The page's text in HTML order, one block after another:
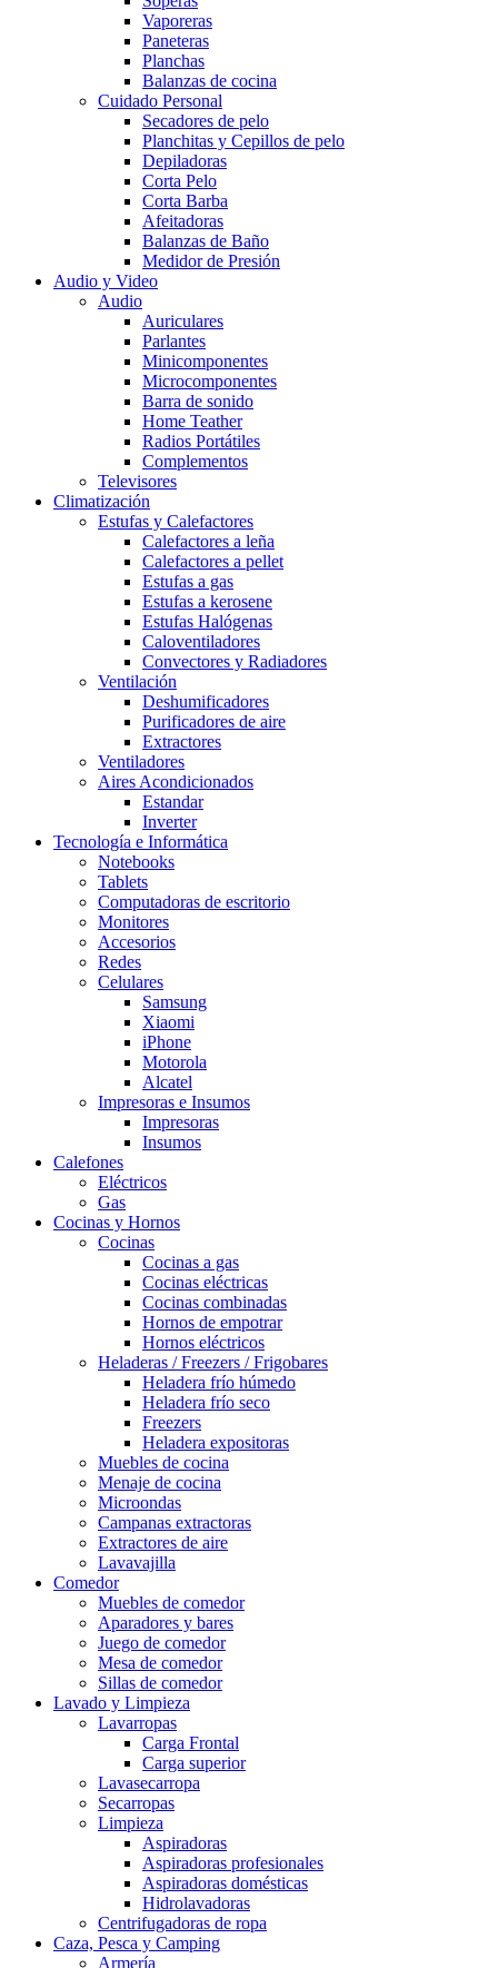
Vaporeras
Paneteras
Planchas
Balanzas de cocina
Cuidado Personal
Secadores de pelo
Planchitas y Cepillos de pelo
Depiladoras
Corta Pelo
Corta Barba
Afeitadoras
Balanzas de Baño
Medidor de Presión
Audio y Video
Audio
Auriculares
Parlantes
Minicomponentes
Microcomponentes
Barra de sonido
Home Teather
Radios Portátiles
Complementos
Televisores
Climatización
Estufas y Calefactores
Calefactores a leña
Calefactores a pellet
Estufas a gas
Estufas a kerosene
Estufas Halógenas
Caloventiladores
Convectores y Radiadores
Ventilación
Deshumificadores
Purificadores de aire
Extractores
Ventiladores
Aires Acondicionados
Estandar
Inverter
Tecnología e Informática
Notebooks
Tablets
Computadoras de escritorio
Monitores
Accesorios
Redes
Celulares
Samsung
Xiaomi
iPhone
Motorola
Alcatel
Impresoras e Insumos
Impresoras
Insumos
Calefones
Eléctricos
Gas
Cocinas y Hornos
Cocinas
Cocinas a gas
Cocinas eléctricas
Cocinas combinadas
Hornos de empotrar
Hornos eléctricos
Heladeras / Freezers / Frigobares
Heladera frío húmedo
Heladera frío seco
Freezers
Heladera expositoras
Muebles de cocina
Menaje de cocina
Microondas
Campanas extractoras
Extractores de aire
Lavavajilla
Comedor
Muebles de comedor
Aparadores y bares
Juego de comedor
Mesa de comedor
Sillas de comedor
Lavado y Limpieza
Lavarropas
Carga Frontal
Carga superior
Lavasecarropa
Secarropas
Limpieza
Aspiradoras
Aspiradoras profesionales
Aspiradoras domésticas
Hidrolavadoras
Centrifugadoras de ropa
Caza, Pesca y Camping
Armería